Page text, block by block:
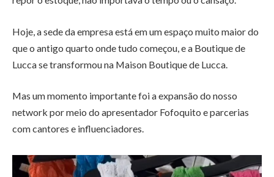
Hoje, a sede da empresa está em um espaço muito maior do
que o antigo quarto onde tudo começou, e a Boutique de
Lucca se transformou na Maison Boutique de Lucca.
Mas um momento importante foi a expansão do nosso
network por meio do apresentador Fofoquito e parcerias
com cantores e influenciadores.